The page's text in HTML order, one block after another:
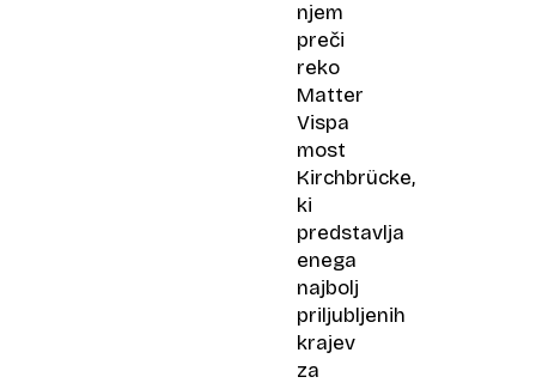
njem
preči
reko
Matter
Vispa
most
Kirchbrücke,
ki
predstavlja
enega
najbolj
priljubljenih
krajev
za